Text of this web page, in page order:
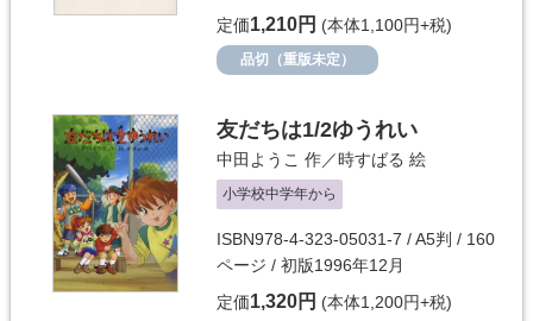
定価1,210円 (本体1,100円+税)
品切（重版未定）
友だちは1/2ゆうれい
中田ようこ 作／時すばる 絵
小学校中学年から
ISBN978-4-323-05031-7 / A5判 / 160
ページ / 初版1996年12月
定価1,320円 (本体1,200円+税)